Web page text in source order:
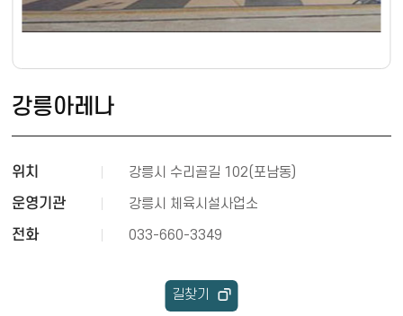
강릉아레나
위치
강릉시 수리골길 102(포남동)
운영기관
강릉시 체육시설사업소
전화
033-660-3349
길찾기